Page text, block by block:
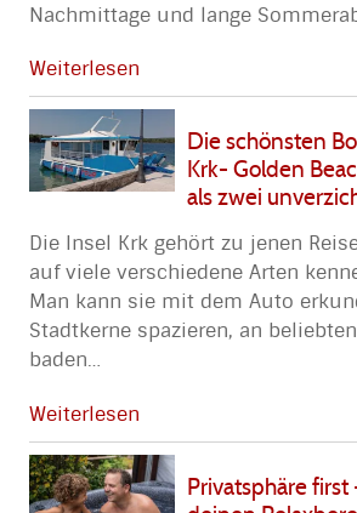
Nachmittage und lange
Weiterlesen
Die schönsten
Krk- Golden
als zwei
Die Insel Krk gehört zu jenen
auf viele verschiedene Arten
Man kann sie mit dem Auto
Stadtkerne spazieren, an
baden…
Weiterlesen
Privatsphäre